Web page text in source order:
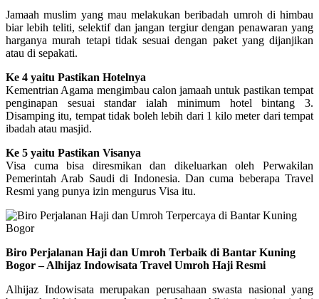
Jamaah muslim yang mau melakukan beribadah umroh di himbau
biar lebih teliti, selektif dan jangan tergiur dengan penawaran yang
harganya murah tetapi tidak sesuai dengan paket yang dijanjikan
atau di sepakati.
Ke 4 yaitu Pastikan Hotelnya
Kementrian Agama mengimbau calon jamaah untuk pastikan tempat
penginapan sesuai standar ialah minimum hotel bintang 3.
Disamping itu, tempat tidak boleh lebih dari 1 kilo meter dari tempat
ibadah atau masjid.
Ke 5 yaitu Pastikan Visanya
Visa cuma bisa diresmikan dan dikeluarkan oleh Perwakilan
Pemerintah Arab Saudi di Indonesia. Dan cuma beberapa Travel
Resmi yang punya izin mengurus Visa itu.
Biro Perjalanan Haji dan Umroh Terbaik di Bantar Kuning
Bogor – Alhijaz Indowisata Travel Umroh Haji Resmi
Alhijaz Indowisata merupakan perusahaan swasta nasional yang